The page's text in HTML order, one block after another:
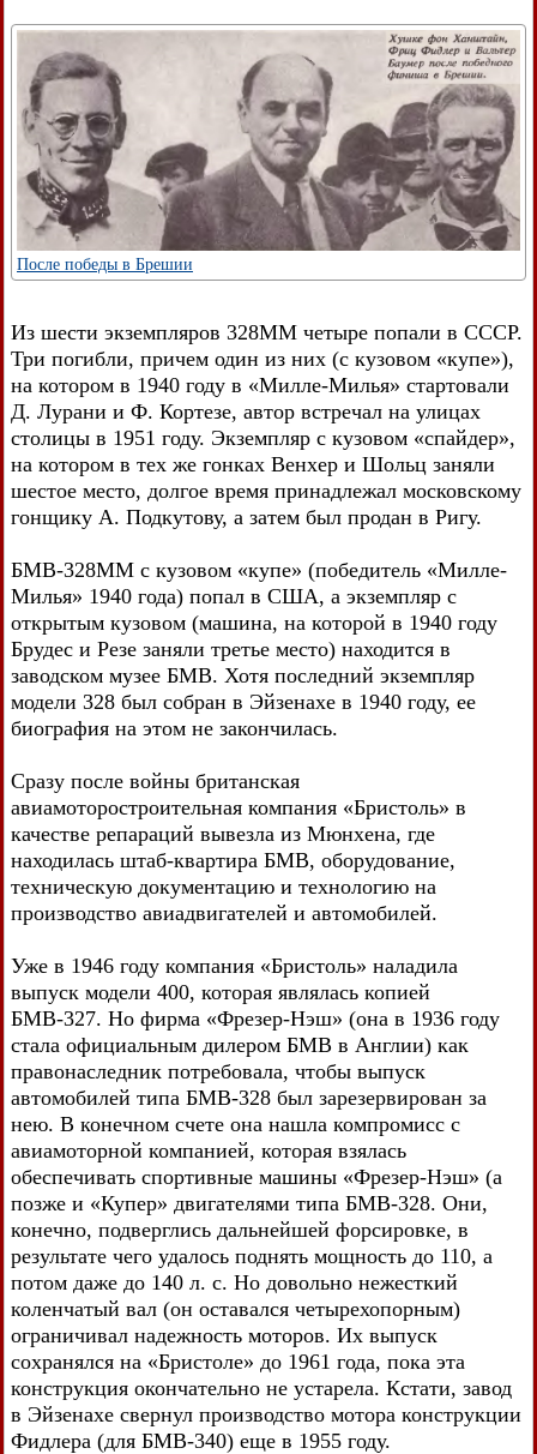
После победы в Брешии
Из шести экземпляров 328ММ четыре попали в СССР.
Три погибли, причем один из них (с кузовом «купе»),
на котором в 1940 году в «Милле-Милья» стартовали
Д. Лурани и Ф. Кортезе, автор встречал на улицах
столицы в 1951 году. Экземпляр с кузовом «спайдер»,
на котором в тех же гонках Венхер и Шольц заняли
шестое место, долгое время принадлежал московскому
гонщику А. Подкутову, а затем был продан в Ригу.
БМВ-328ММ с кузовом «купе» (победитель «Милле-
Милья» 1940 года) попал в США, а экземпляр с
открытым кузовом (машина, на которой в 1940 году
Брудес и Резе заняли третье место) находится в
заводском музее БМВ. Хотя последний экземпляр
модели 328 был собран в Эйзенахе в 1940 году, ее
биография на этом не закончилась.
Сразу после войны британская
авиамоторостроительная компания «Бристоль» в
качестве репараций вывезла из Мюнхена, где
находилась штаб-квартира БМВ, оборудование,
техническую документацию и технологию на
производство авиадвигателей и автомобилей.
Уже в 1946 году компания «Бристоль» наладила
выпуск модели 400, которая являлась копией
БМВ-327. Но фирма «Фрезер-Нэш» (она в 1936 году
стала официальным дилером БМВ в Англии) как
правонаследник потребовала, чтобы выпуск
автомобилей типа БМВ-328 был зарезервирован за
нею. В конечном счете она нашла компромисс с
авиамоторной компанией, которая взялась
обеспечивать спортивные машины «Фрезер-Нэш» (а
позже и «Купер» двигателями типа БМВ-328. Они,
конечно, подверглись дальнейшей форсировке, в
результате чего удалось поднять мощность до 110, а
потом даже до 140 л. с. Но довольно нежесткий
коленчатый вал (он оставался четырехопорным)
ограничивал надежность моторов. Их выпуск
сохранялся на «Бристоле» до 1961 года, пока эта
конструкция окончательно не устарела. Кстати, завод
в Эйзенахе свернул производство мотора конструкции
Фидлера (для БМВ-340) еще в 1955 году.